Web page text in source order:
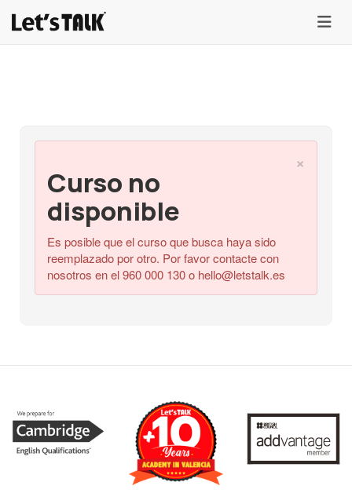
menu
×
Curso no
disponible
Es posible que el curso que busca haya sido
reemplazado por otro. Por favor contacte con
nosotros en el 960 000 130 o hello@letstalk.es